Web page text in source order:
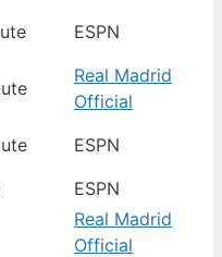
ESPN
Real Madrid
Official
ESPN
ESPN
Real Madrid
Official